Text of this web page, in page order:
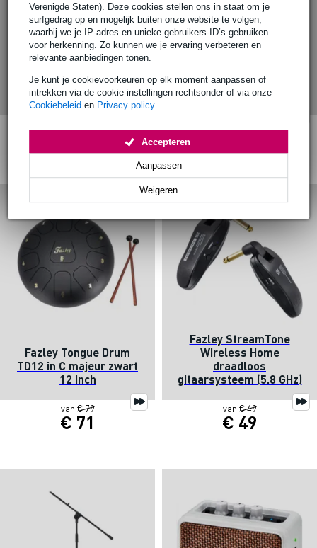
Verenigde Staten). Deze cookies stellen ons in staat om je
surfgedrag op en mogelijk buiten onze website te volgen,
waarbij we je IP-adres en unieke gebruikers-ID’s gebruiken
voor herkenning. Zo kunnen we je ervaring verbeteren en
relevante aanbiedingen tonen.
Je kunt je cookievoorkeuren op elk moment aanpassen of
intrekken via de cookie-instellingen rechtsonder of via onze
Cookiebeleid en Privacy policy.
Weigeren
Aanpassen
Accepteren
Ayra Compar Kit Jr LED
lichtset met tas en
afstandsbediening
€ 119
Fazley Melodica MD37-G
37 toetsen ABS groen
€ 10
Fazley Tongue Drum
TD12 in C majeur zwart
12 inch
van € 79
€ 71
Fazley StreamTone
Wireless Home
draadloos
gitaarsysteem (5.8 GHz)
van € 49
€ 49